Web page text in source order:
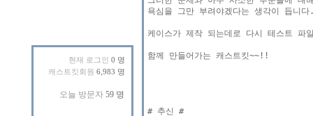
현재 로그인 0 명
캐스트킷회원 6,983 명
욕심을 그만 부려야겠다는 생각이 듭니
케이스가 제작 되는데로 다시 테스트 파
함께 만들어가는 캐스트킷~~!!
# 추신 #